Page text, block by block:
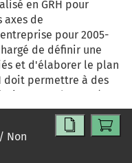
question.
en GRH pour
axes de
pour 2005-
de définir une
et d'élaborer le plan
doit permettre à des
entre la GRH (et
de la formation
A travers un
de
par les
Non